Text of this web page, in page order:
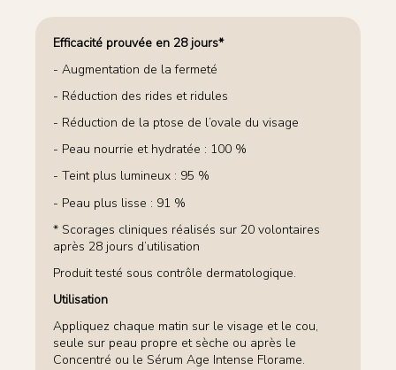
Efficacité prouvée en 28 jours*
- Augmentation de la fermeté
- Réduction des rides et ridules
- Réduction de la ptose de l’ovale du visage
- Peau nourrie et hydratée : 100 %
- Teint plus lumineux : 95 %
- Peau plus lisse : 91 %
* Scorages cliniques réalisés sur 20 volontaires
après 28 jours d’utilisation
Produit testé sous contrôle dermatologique.
Utilisation
Appliquez chaque matin sur le visage et le cou,
seule sur peau propre et sèche ou après le
Concentré ou le Sérum Age Intense Florame.